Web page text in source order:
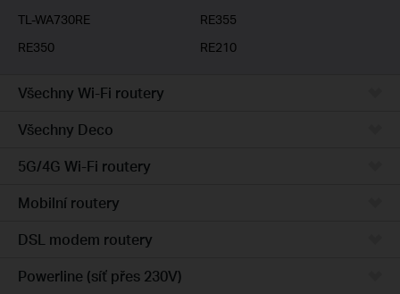
TL-WA730RE
RE355
RE350
RE210
Všechny Wi-Fi routery
Všechny Deco
5G/4G Wi-Fi routery
Mobilní routery
DSL modem routery
Powerline (síť přes 230V)